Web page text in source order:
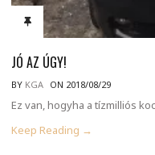
JÓ AZ ÚGY!
BY KGA ON 2018/08/29
Ez van, hogyha a tízmilliós
Keep Reading →